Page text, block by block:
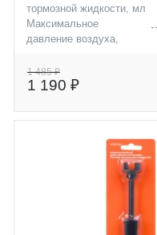
тормозной жидкости, мл
Максимальное
давление воздуха,
атм
1 485 ₽
1 190 ₽